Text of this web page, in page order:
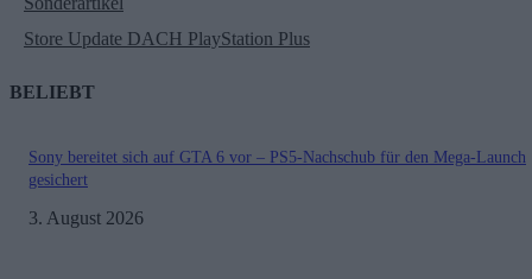
Store Update DACH PlayStation Plus
BELIEBT
Sony bereitet sich auf GTA 6 vor – PS5-Nachschub für den Mega-Launch
gesichert
3. August 2026